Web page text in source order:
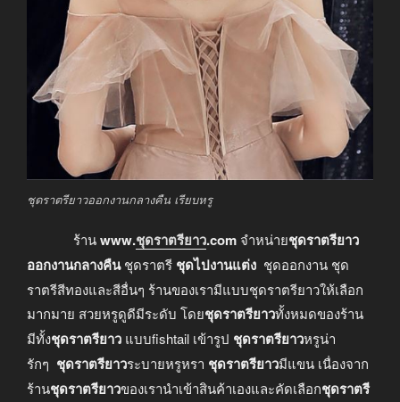
ชุดราตรียาวออกงานกลางคืน เรียบหรู
ร้านwww.ชุดราตรียาว.com จำหน่ายชุดราตรียาว
ออกงานกลางคืนชุดราตรี ชุดไปงานแต่ง ชุดออกงาน ชุด
ราตรีสีทองและสีอื่นๆ ร้านของเรามีแบบชุดราตรียาวให้เลือก
มากมาย สวยหรูดูดีมีระดับ โดยชุดราตรียาวทั้งหมดของร้าน
มีทั้งชุดราตรียาว แบบfishtail เข้ารูป ชุดราตรียาวหรูน่า
รักๆ ชุดราตรียาวระบายหรูหรา ชุดราตรียาวมีแขน เนื่องจาก
ร้านชุดราตรียาวของเรานำเข้าสินค้าเองและคัดเลือกชุดราตรี